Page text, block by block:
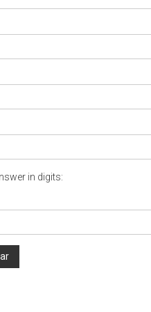
in digits: